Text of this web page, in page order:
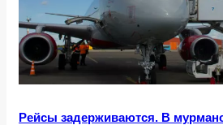
Рейсы задерживаются. В